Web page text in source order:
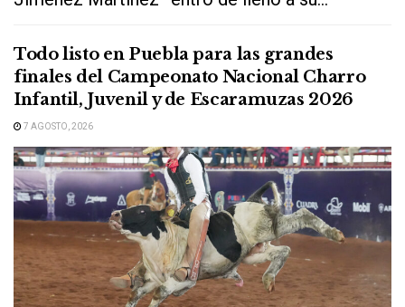
Todo listo en Puebla para las grandes
finales del Campeonato Nacional Charro
Infantil, Juvenil y de Escaramuzas 2026
7 AGOSTO, 2026